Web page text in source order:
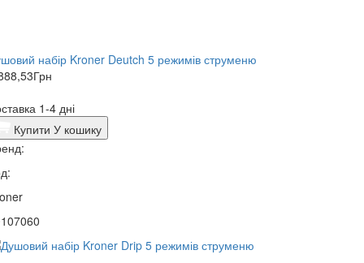
набір Kroner Deutch 5 режимів струменю
Грн
1-4 дні
Купити У кошику